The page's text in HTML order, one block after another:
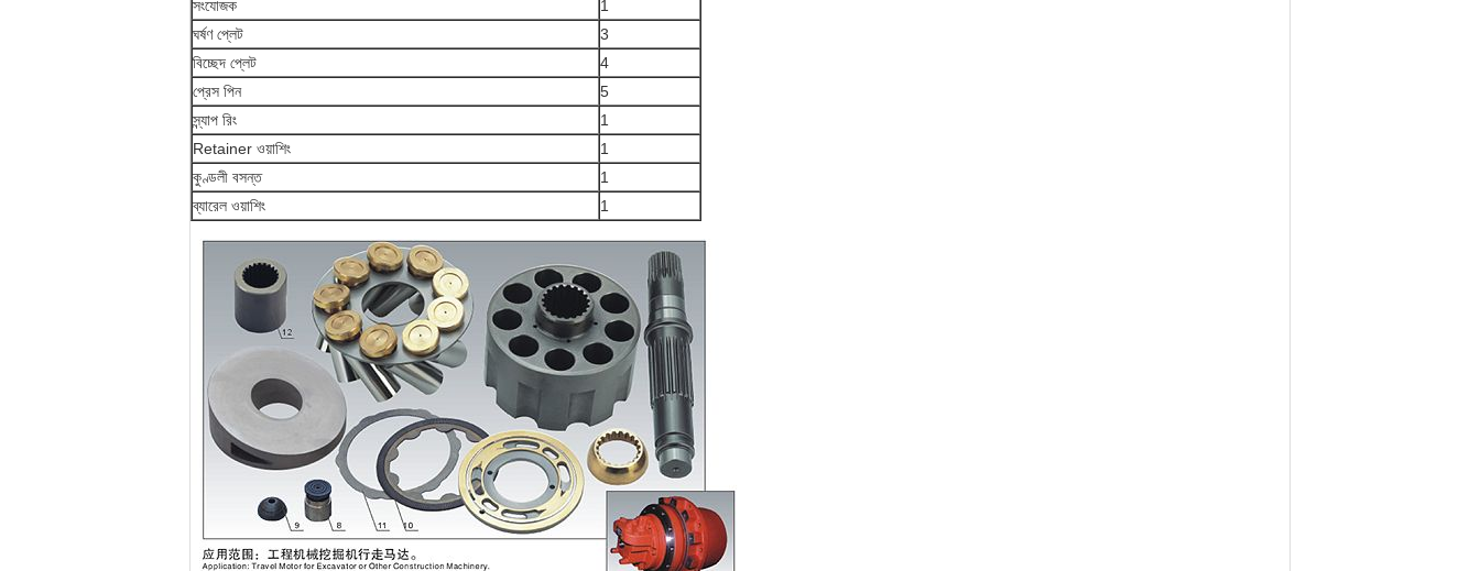
সংযোজক
1
ঘর্ষণ প্লেট
3
বিচ্ছেদ প্লেট
4
প্রেস পিন
5
স্ন্যাপ রিং
1
Retainer ওয়াশিং
1
কুণ্ডলী বসন্ত
1
ব্যারেল ওয়াশিং
1